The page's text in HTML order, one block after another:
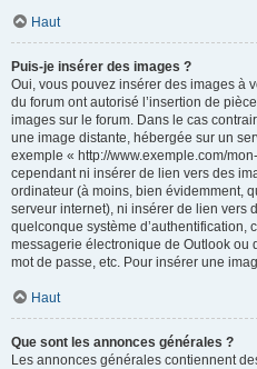
Haut
Puis-je insérer des images ?
Oui, vous pouvez insérer des images à
du forum ont autorisé l’insertion de
images sur le forum. Dans le cas
une image distante, hébergée sur un
exemple « http://www.exemple.com/
cependant ni insérer de lien vers des
ordinateur (à moins, bien évidemment,
serveur internet), ni insérer de lien vers
quelconque système d’authentification,
messagerie électronique de Outlook ou
mot de passe, etc. Pour insérer une
Haut
Que sont les annonces générales ?
Les annonces générales contiennent